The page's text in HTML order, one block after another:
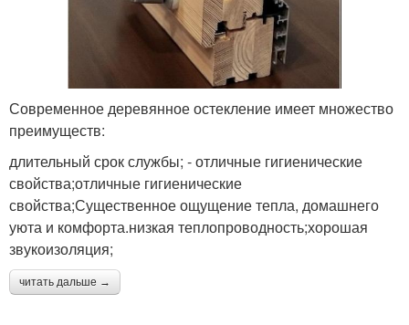
Современное деревянное остекление имеет множество
преимуществ:
длительный срок службы; - отличные гигиенические
свойства;отличные гигиенические
свойства;Существенное ощущение тепла, домашнего
уюта и комфорта.низкая теплопроводность;хорошая
звукоизоляция;
читать дальше →